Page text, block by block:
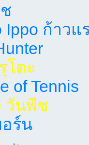
Ippo ก้าวแ
โตะ
of Tennis
วันพีช
อร์น